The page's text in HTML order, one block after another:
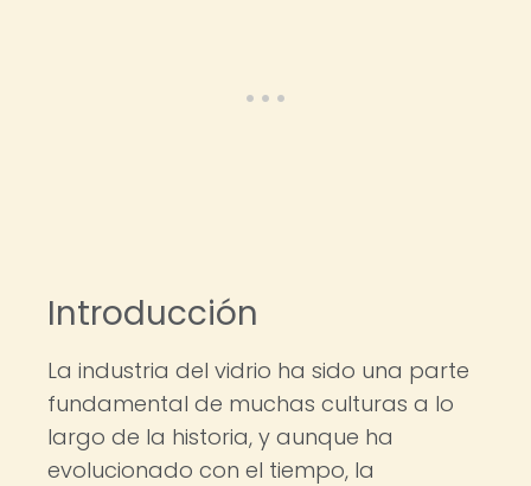
Introducción
La industria del vidrio ha sido una parte
fundamental de muchas culturas a lo
largo de la historia, y aunque ha
evolucionado con el tiempo, la